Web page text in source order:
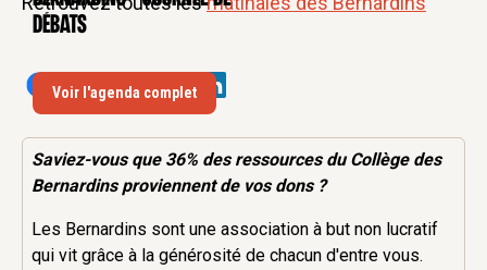
débats
Voir l'agenda complet
Saviez-vous que 36% desressourcesdu Collège des
Bernardins proviennent de vos dons ?
Les Bernardins sont une association à but non lucratif
qui vit grâce à la générosité de chacun d'entre vous.